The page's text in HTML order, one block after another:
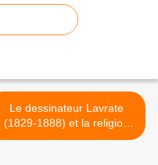
Le dessinateur Lavrate
(1829-1888) et la religion
comique >